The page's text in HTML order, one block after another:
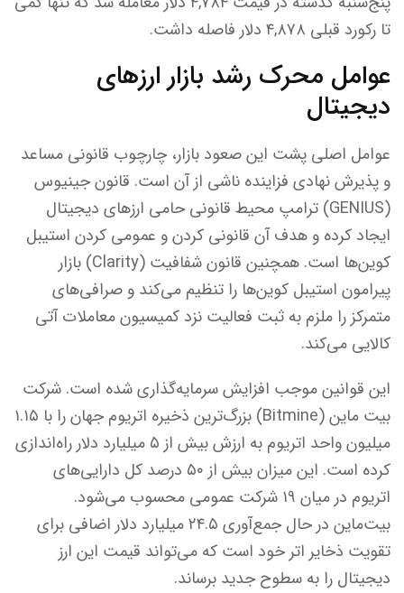
تا رکورد قبلی ۴,۸۷۸ دلار فاصله داشت.
عوامل محرک رشد بازار ارزهای
دیجیتال
عوامل اصلی پشت این صعود بازار، چارچوب قانونی مساعد
و پذیرش نهادی فزاینده ناشی از آن است. قانون جینیوس
(GENIUS) ترامپ محیط قانونی حامی ارزهای دیجیتال
ایجاد کرده و هدف آن قانونی کردن و عمومی کردن استیبل
کوین‌ها است. همچنین قانون شفافیت (Clarity) بازار
پیرامون استیبل کوین‌ها را تنظیم می‌کند و صرافی‌های
متمرکز را ملزم به ثبت فعالیت نزد کمیسیون معاملات آتی
کالایی می‌کند.
این قوانین موجب افزایش سرمایه‌گذاری شده است. شرکت
بیت ماین (Bitmine) بزرگ‌ترین ذخیره اتریوم جهان را با ۱.۱۵
میلیون واحد اتریوم به ارزش بیش از ۵ میلیارد دلار راه‌اندازی
کرده است. این میزان بیش از ۵۰ درصد کل دارایی‌های
اتریوم در میان ۱۹ شرکت عمومی محسوب می‌شود.
بیت‌ماین در حال جمع‌آوری ۲۴.۵ میلیارد دلار اضافی برای
تقویت ذخایر اتر خود است که می‌تواند قیمت این ارز
دیجیتال را به سطوح جدید برساند.